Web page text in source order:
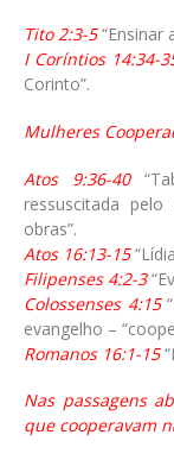
Tito 2:3-5“Ensinar
I Coríntios 14:34-
Corinto”.
Mulheres
Atos 9:36-40
ressuscitada
obras”.
Atos 16:13-15
Filipenses 4:2-3
Colossenses 4:15
evangelho –
Romanos 16:1-15
Nas passagens
que cooperavam